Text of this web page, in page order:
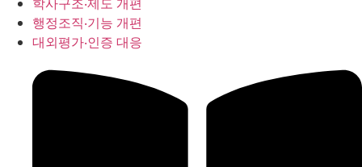
행정조직‧기능 개편
대외평가‧인증 대응